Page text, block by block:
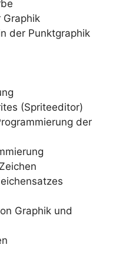
Graphik
der Punktgraphik
(Spriteeditor)
der
Graphik und